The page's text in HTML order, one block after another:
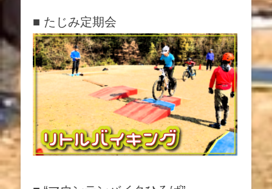
ゲ
ー
シ
ョ
■ たじみ定期会